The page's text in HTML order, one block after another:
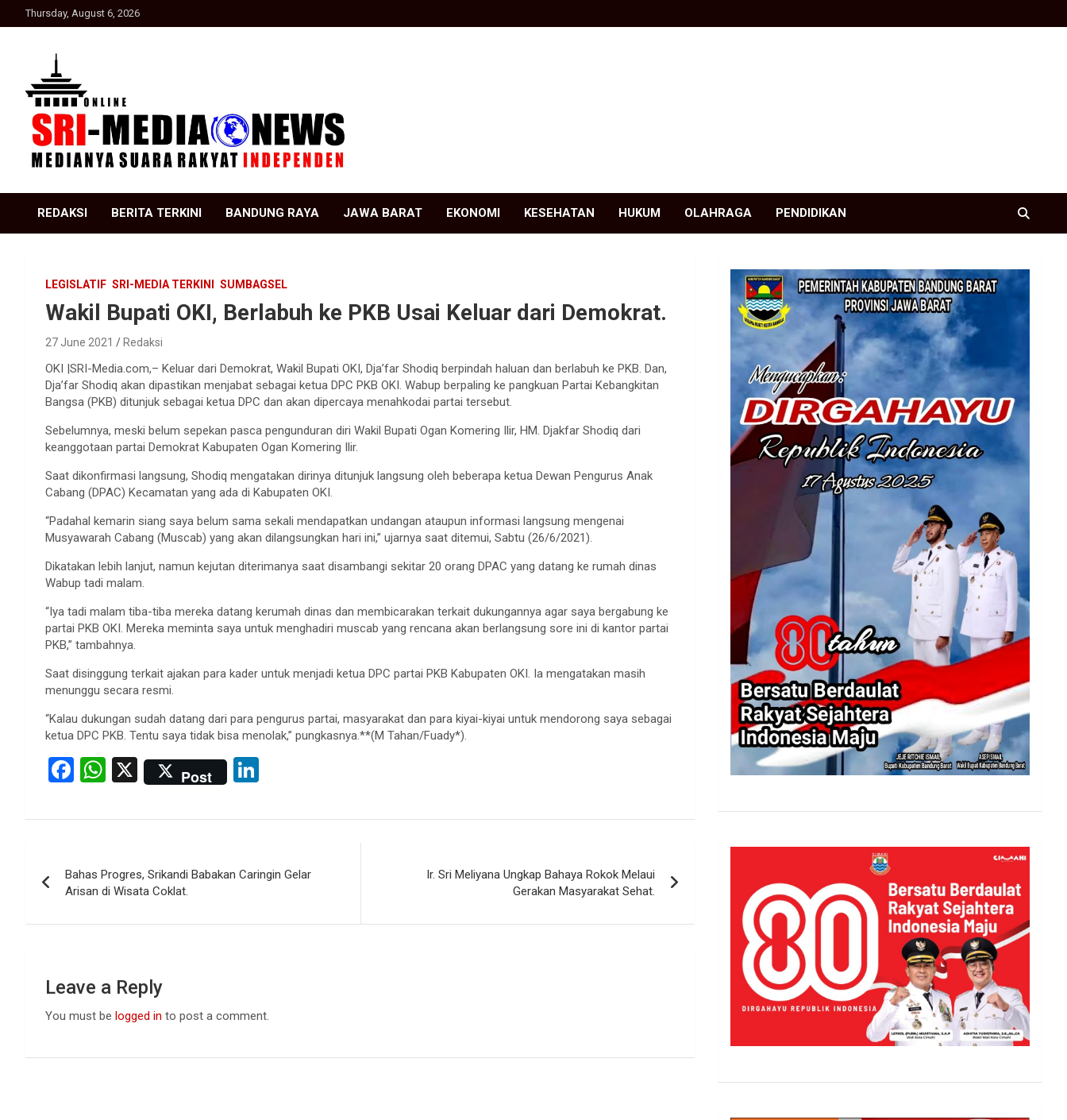
to
Thursday, August 6, 2026
SRI Media news
REDAKSI BERITA TERKINI BANDUNG RAYA JAWA BARAT EKONOMI KESEHATAN HUKUM OLAHRAGA PENDIDIKAN
LEGISLATIF SRI-MEDIA TERKINI SUMBAGSEL
Wakil Bupati OKI, Berlabuh ke PKB Usai Keluar dari Demokrat.
27 June 2021 Redaksi
OKI |SRI-Media.com,– Keluar dari Demokrat, Wakil Bupati OKI, Dja’far Shodiq berpindah haluan dan berlabuh ke PKB. Dan,
Dja’far Shodiq akan dipastikan menjabat sebagai ketua DPC PKB OKI. Wabup berpaling ke pangkuan Partai Kebangkitan
Bangsa (PKB) ditunjuk sebagai ketua DPC dan akan dipercaya menahkodai partai tersebut.
Sebelumnya, meski belum sepekan pasca pengunduran diri Wakil Bupati Ogan Komering Ilir, HM. Djakfar Shodiq dari
keanggotaan partai Demokrat Kabupaten Ogan Komering Ilir.
Saat dikonfirmasi langsung, Shodiq mengatakan dirinya ditunjuk langsung oleh beberapa ketua Dewan Pengurus Anak
Cabang (DPAC) Kecamatan yang ada di Kabupaten OKI.
“Padahal kemarin siang saya belum sama sekali mendapatkan undangan ataupun informasi langsung mengenai
Musyawarah Cabang (Muscab) yang akan dilangsungkan hari ini,” ujarnya saat ditemui, Sabtu (26/6/2021).
Dikatakan lebih lanjut, namun kejutan diterimanya saat disambangi sekitar 20 orang DPAC yang datang ke rumah dinas
Wabup tadi malam.
“Iya tadi malam tiba-tiba mereka datang kerumah dinas dan membicarakan terkait dukungannya agar saya bergabung ke
partai PKB OKI. Mereka meminta saya untuk menghadiri muscab yang rencana akan berlangsung sore ini di kantor partai
PKB,” tambahnya.
Saat disinggung terkait ajakan para kader untuk menjadi ketua DPC partai PKB Kabupaten OKI. Ia mengatakan masih
menunggu secara resmi.
“Kalau dukungan sudah datang dari para pengurus partai, masyarakat dan para kiyai-kiyai untuk mendorong saya sebagai
ketua DPC PKB. Tentu saya tidak bisa menolak,” pungkasnya.**(M Tahan/Fuady*).
F
ce
o
o
k
W
at
A
p
p
X Post
ke
n
navigation
Bahas Progres, Srikandi Babakan Caringin Gelar
Arisan di Wisata Coklat.
Ir. Sri Meliyana Ungkap Bahaya Rokok Melaui
Gerakan Masyarakat Sehat.
Leave a Reply
You must be logged in to post a comment.